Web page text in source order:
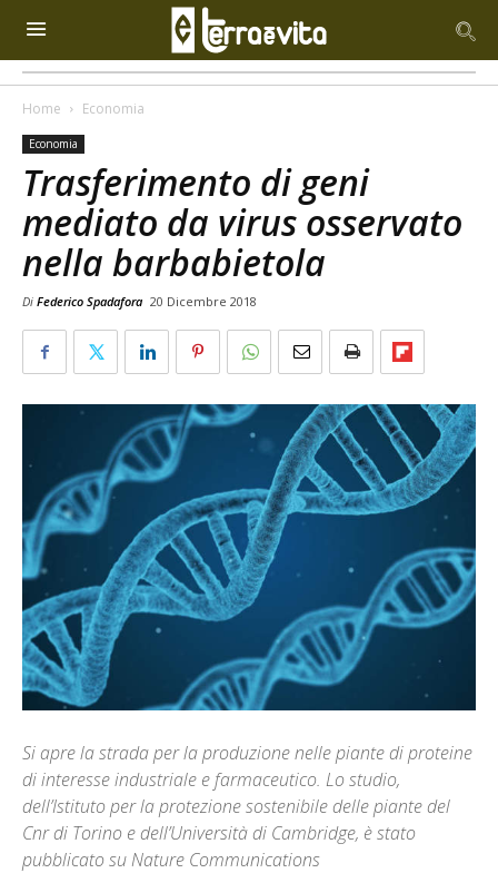
Home Economia
Economia
Trasferimento di geni
mediato da virus osservato
nella barbabietola
Di Federico Spadafora 20 Dicembre 2018
Si apre la strada per la produzione nelle piante di proteine
di interesse industriale e farmaceutico. Lo studio,
dell’Istituto per la protezione sostenibile delle piante del
Cnr di Torino e dell’Università di Cambridge, è stato
pubblicato su Nature Communications